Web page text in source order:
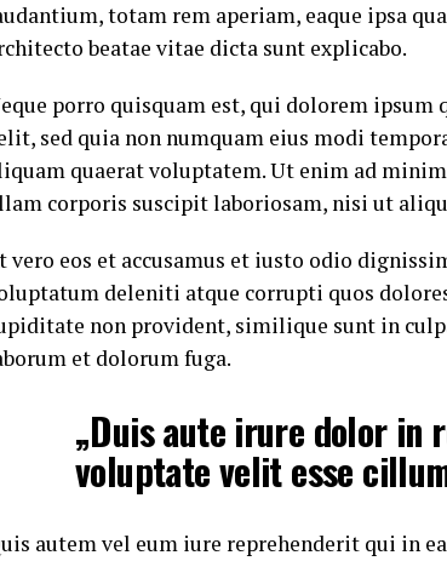
totam rem aperiam, eaque ipsa
beatae vitae dicta sunt explicabo.
porro quisquam est, qui dolorem
sed quia non numquam eius modi
quaerat voluptatem. Ut enim ad
corporis suscipit laboriosam, nisi ut
vero eos et accusamus et iusto odio
deleniti atque corrupti quos
non provident, similique sunt in
et dolorum fuga.
„Duis aute irure dolor in
voluptate velit esse
autem vel eum iure reprehenderit qui in